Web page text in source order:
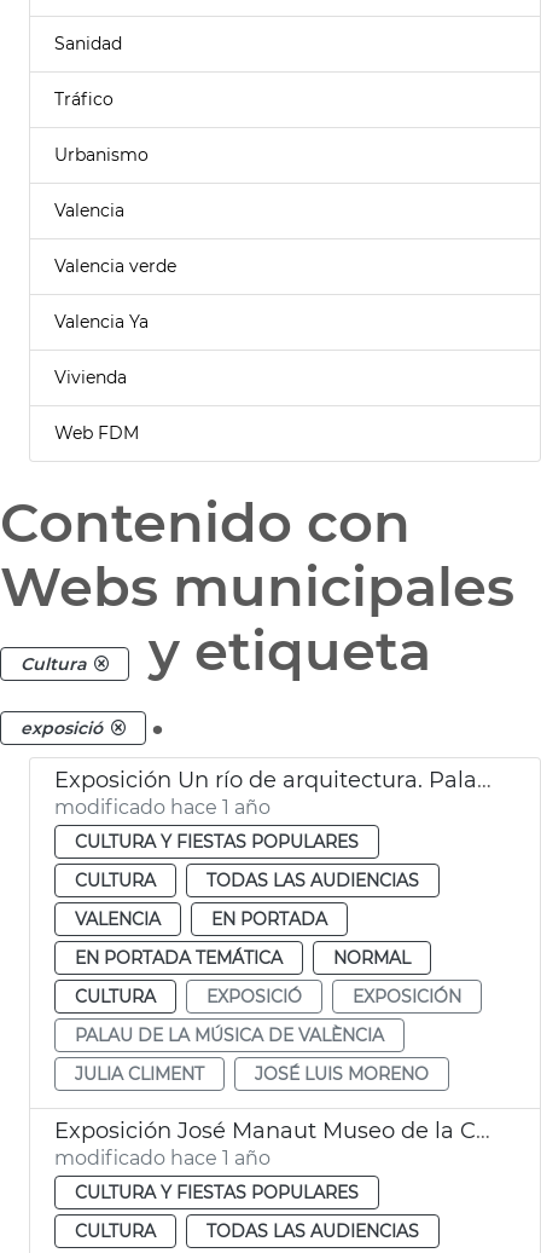
Sanidad
Tráfico
Urbanismo
Valencia
Valencia verde
Valencia Ya
Vivienda
Web FDM
Contenido con
Webs municipales
Cultura y etiqueta
exposició .
Exposición Un río de arquitectura. Palau de la Música de València
modificado hace 1 año
CULTURA Y FIESTAS POPULARES
CULTURA
TODAS LAS AUDIENCIAS
VALENCIA
EN PORTADA
EN PORTADA TEMÁTICA
NORMAL
CULTURA
EXPOSICIÓ
EXPOSICIÓN
PALAU DE LA MÚSICA DE VALÈNCIA
JULIA CLIMENT
JOSÉ LUIS MORENO
Exposición José Manaut Museo de la Ciudad València
modificado hace 1 año
CULTURA Y FIESTAS POPULARES
CULTURA
TODAS LAS AUDIENCIAS